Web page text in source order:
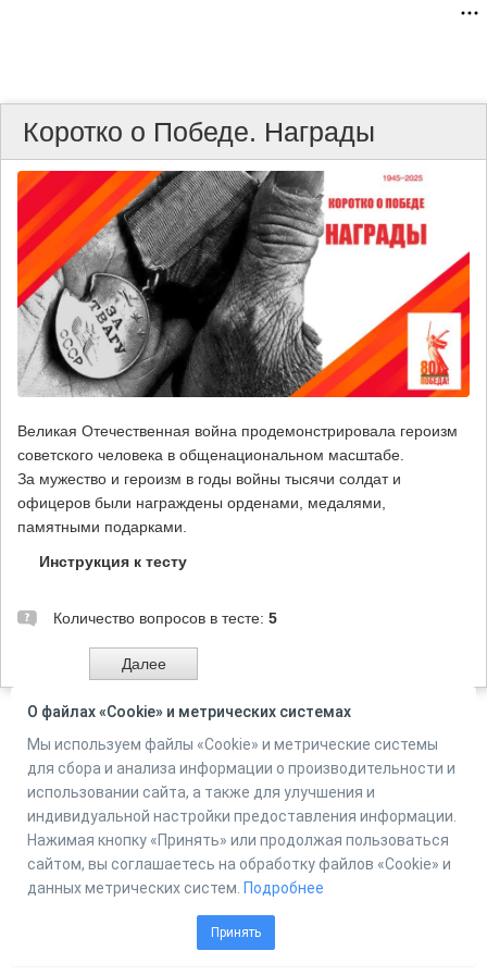
Коротко о Победе. Награды
Великая Отечественная война продемонстрировала героизм
советского человека в общенациональном масштабе.
За мужество и героизм в годы войны тысячи солдат и
офицеров были награждены орденами, медалями,
памятными подарками.
Инструкция к тесту
Количество вопросов в тесте: 5
Powered by
Online Test Pad
О файлах «Cookie» и метрических системах
Мы используем файлы «Cookie» и метрические системы
для сбора и анализа информации о производительности и
использовании сайта, а также для улучшения и
индивидуальной настройки предоставления информации.
Нажимая кнопку «Принять» или продолжая пользоваться
сайтом, вы соглашаетесь на обработку файлов «Cookie» и
данных метрических систем. Подробнее
Принять